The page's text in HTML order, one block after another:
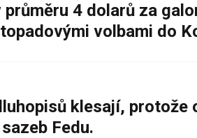
průměru 4 dolarů za
volbami do
klesají,
Fedu.